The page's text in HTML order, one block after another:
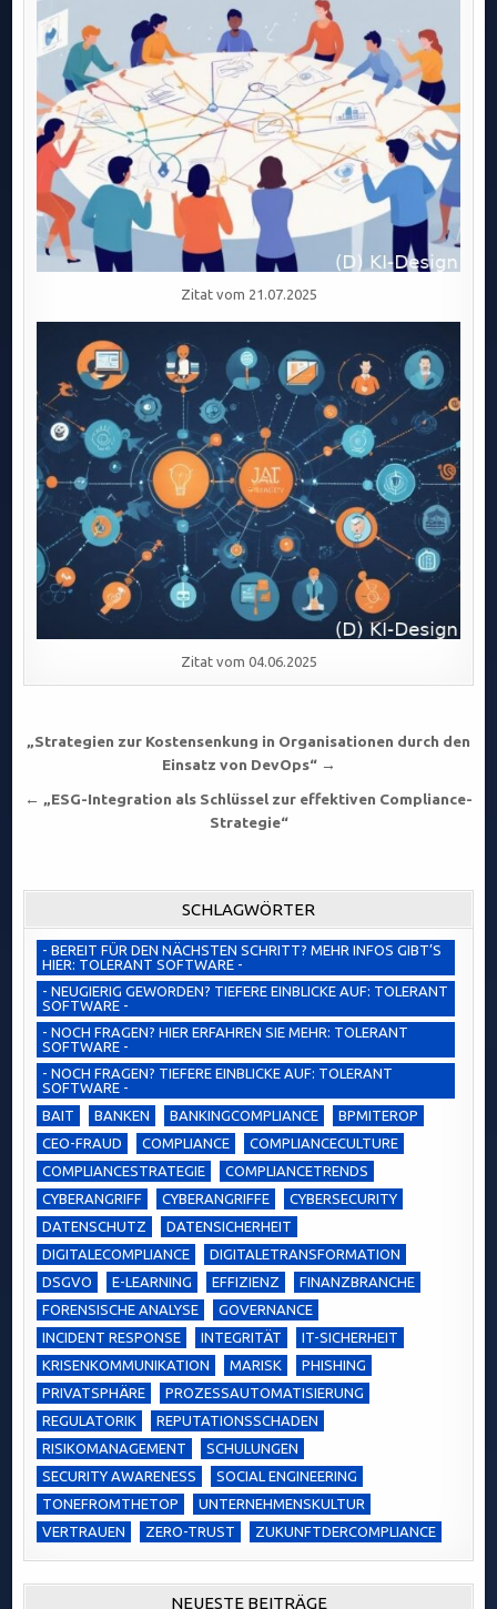
Zitat vom 21.07.2025
Zitat vom 04.06.2025
Beitragsnavigation
„Strategien zur Kostensenkung in Organisationen durch den
Einsatz von DevOps“ →
← „ESG-Integration als Schlüssel zur effektiven Compliance-
Strategie“
SCHLAGWÖRTER
- BEREIT FÜR DEN NÄCHSTEN SCHRITT? MEHR INFOS GIBT’S
HIER: TOLERANT SOFTWARE -
- NEUGIERIG GEWORDEN? TIEFERE EINBLICKE AUF: TOLERANT
SOFTWARE -
- NOCH FRAGEN? HIER ERFAHREN SIE MEHR: TOLERANT
SOFTWARE -
- NOCH FRAGEN? TIEFERE EINBLICKE AUF: TOLERANT
SOFTWARE -
BAIT
BANKEN BANKINGCOMPLIANCE
BPMITEROP
CEO-FRAUD
COMPLIANCE
COMPLIANCECULTURE
COMPLIANCESTRATEGIE
COMPLIANCETRENDS
CYBERANGRIFF
CYBERANGRIFFE
CYBERSECURITY
DATENSCHUTZ
DATENSICHERHEIT
DIGITALECOMPLIANCE
DIGITALETRANSFORMATION
DSGVO
E-LEARNING EFFIZIENZ
FINANZBRANCHE
FORENSISCHE ANALYSE
GOVERNANCE
INCIDENT RESPONSE
INTEGRITÄT
IT-SICHERHEIT
KRISENKOMMUNIKATION
MARISK
PHISHING
PRIVATSPHÄRE
PROZESSAUTOMATISIERUNG
REGULATORIK
REPUTATIONSSCHADEN
RISIKOMANAGEMENT
SCHULUNGEN
SECURITY AWARENESS
SOCIAL ENGINEERING
TONEFROMTHETOP
UNTERNEHMENSKULTUR
VERTRAUEN
ZERO-TRUST ZUKUNFTDERCOMPLIANCE
NEUESTE BEITRÄGE